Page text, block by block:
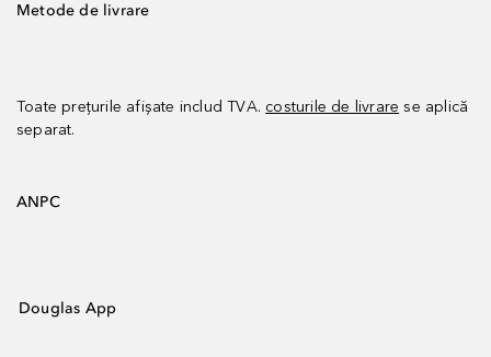
Metode de livrare
Toate prețurile afișate includ TVA. costurile de livrare se aplică
separat.
ANPC
Douglas App